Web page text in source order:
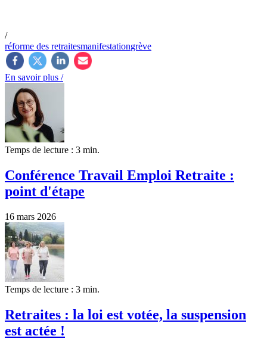
/
réforme des retraitesmanifestationgrève
En savoir plus /
Temps de lecture : 3 min.
Conférence Travail Emploi Retraite :
point d'étape
16 mars 2026
Temps de lecture : 3 min.
Retraites : la loi est votée, la suspension
est actée !